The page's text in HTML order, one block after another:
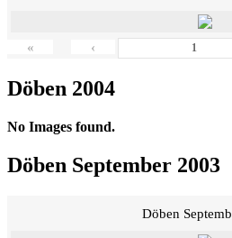
« ‹
Döben 2004
No Images found.
Döben September 2003
Döben